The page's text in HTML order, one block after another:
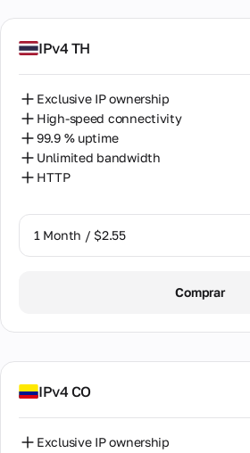
IPv4 TH
Exclusive IP ownership
High-speed connectivity
99.9 % uptime
Unlimited bandwidth
HTTP
1 Month / $2.55
Comprar
IPv4 CO
Exclusive IP ownership